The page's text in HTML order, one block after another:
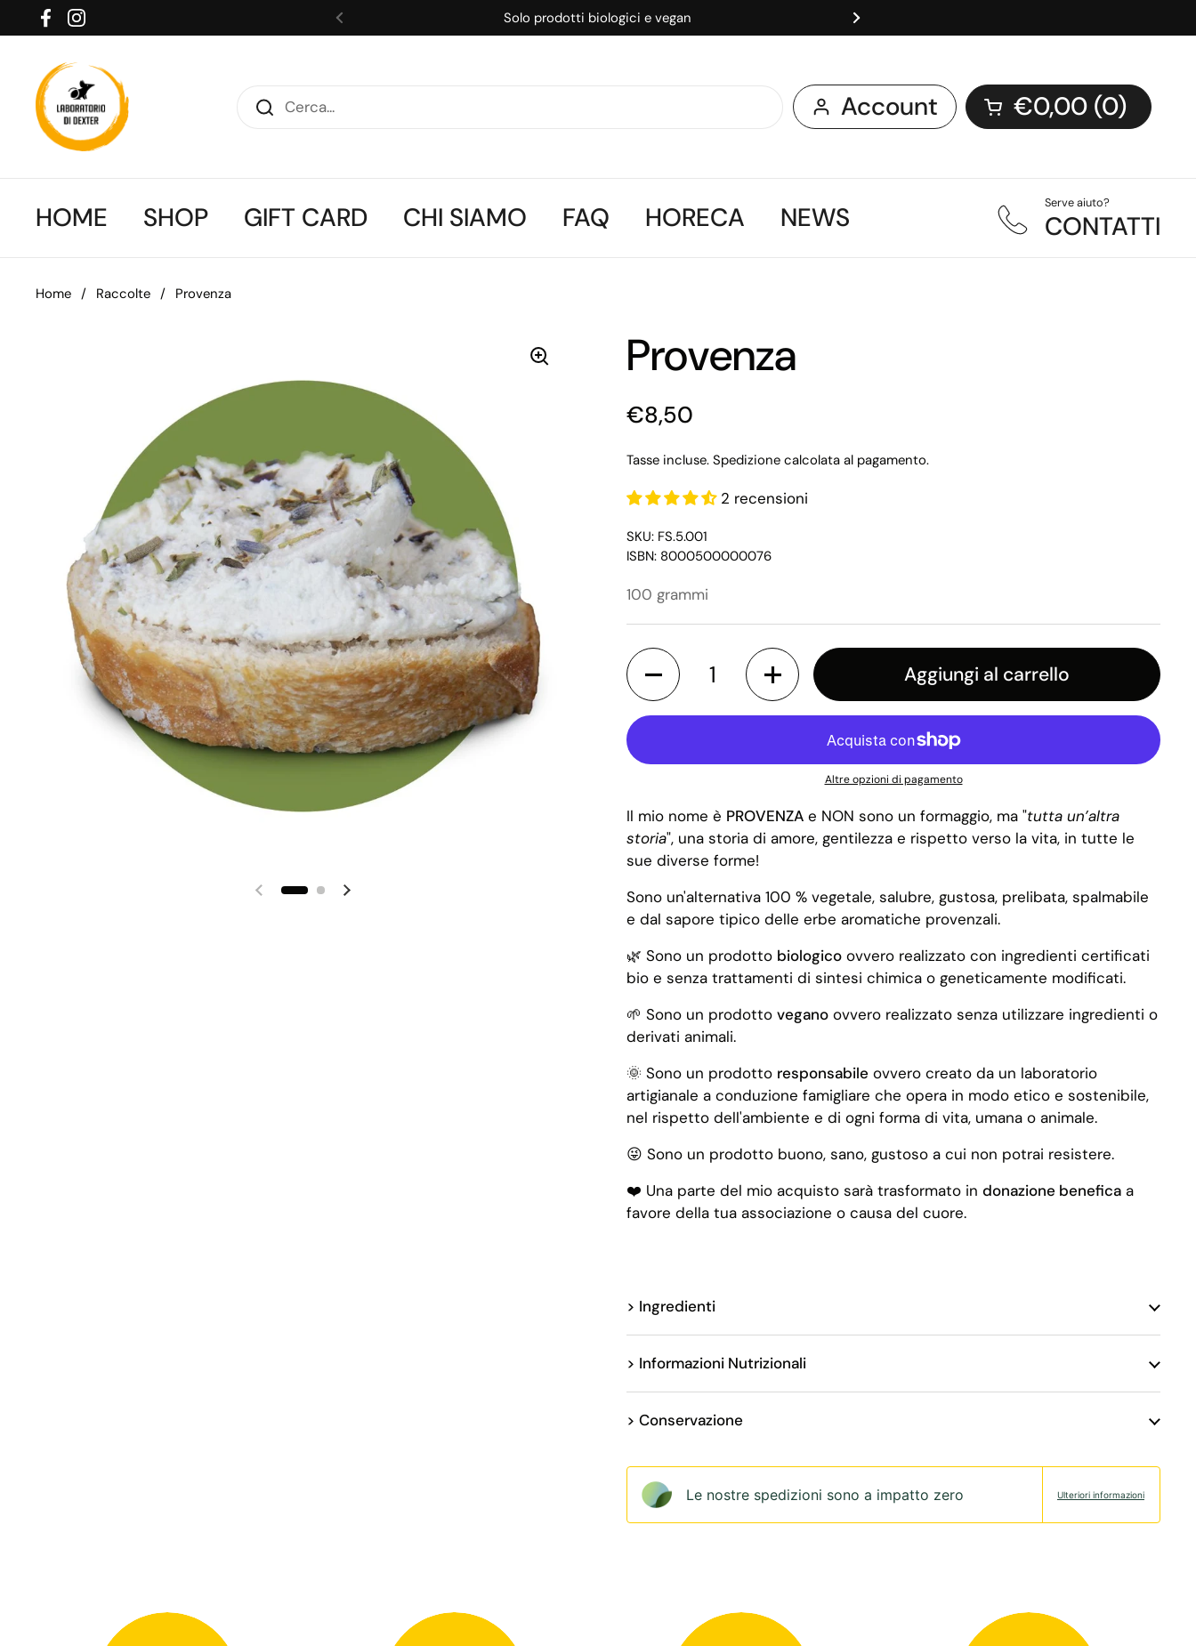
Passa ai contenuti
FacebookInstagram
Solo prodotti biologici e vegan
Account Apri carrello
€0,00 0
HOME SHOP GIFT CARD CHI SIAMO FAQ HORECA NEWS Serve aiuto?
CONTATTI
Home / Raccolte / Provenza
Provenza
€8,50
Tasse incluse. Spedizione calcolata al pagamento.
2 recensioni
SKU: FS.5.001
ISBN: 8000500000076
100 grammi
Quantità
Aggiungi al carrello
Altre opzioni di pagamento
Il mio nome è PROVENZA e NON sono un formaggio, ma "tutta un’altra
storia", una storia di amore, gentilezza e rispetto verso la vita, in tutte le
sue diverse forme!
Sono un'alternativa 100 % vegetale, salubre, gustosa, prelibata, spalmabile
e dal sapore tipico delle erbe aromatiche provenzali.
🌿 Sono un prodotto biologico ovvero realizzato con ingredienti certificati
bio e senza trattamenti di sintesi chimica o geneticamente modificati.
🌱 Sono un prodotto vegano ovvero realizzato senza utilizzare ingredienti o
derivati animali.
🌞 Sono un prodotto responsabile ovvero creato da un laboratorio
artigianale a conduzione famigliare che opera in modo etico e sostenibile,
nel rispetto dell'ambiente e di ogni forma di vita, umana o animale.
😜 Sono un prodotto buono, sano, gustoso a cui non potrai resistere.
❤️ Una parte del mio acquisto sarà trasformato in donazione benefica a
favore della tua associazione o causa del cuore.
> Ingredienti
> Informazioni Nutrizionali
> Conservazione
Le nostre spedizioni sono a impatto zero Ulteriori informazioni